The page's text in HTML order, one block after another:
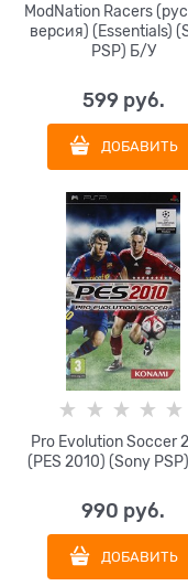
ModNation Racers
версия) (Essentials)
PSP) Б/У
599 руб.
ДОБАВИТЬ
Pro Evolution Soccer
(PES 2010) (Sony
990 руб.
ДОБАВИТЬ